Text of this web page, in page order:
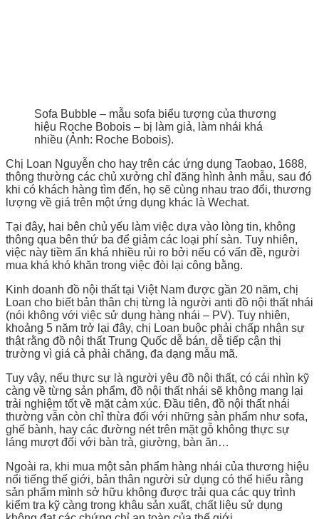
Sofa Bubble – mẫu sofa biểu tượng của thương
hiệu Roche Bobois – bị làm giả, làm nhái khá
nhiều (Ảnh: Roche Bobois).
Chị Loan Nguyễn cho hay trên các ứng dụng Taobao, 1688,
thông thường các chủ xưởng chỉ đăng hình ảnh mẫu, sau đó
khi có khách hàng tìm đến, họ sẽ cùng nhau trao đổi, thương
lượng về giá trên một ứng dụng khác là Wechat.
Tại đây, hai bên chủ yếu làm việc dựa vào lòng tin, không
thông qua bên thứ ba để giảm các loại phí sàn. Tuy nhiên,
việc này tiềm ẩn khá nhiều rủi ro bởi nếu có vấn đề, người
mua khá khó khăn trong việc đòi lại công bằng.
Kinh doanh đồ nội thất tại Việt Nam được gần 20 năm, chị
Loan cho biết bản thân chị từng là người anti đồ nội thất nhái
(nói không với việc sử dụng hàng nhái – PV). Tuy nhiên,
khoảng 5 năm trở lại đây, chị Loan buộc phải chấp nhận sự
thật rằng đồ nội thất Trung Quốc dễ bán, dễ tiếp cận thị
trường vì giá cả phải chăng, đa dạng mẫu mã.
Tuy vậy, nếu thực sự là người yêu đồ nội thất, có cái nhìn kỹ
càng về từng sản phẩm, đồ nội thất nhái sẽ không mang lại
trải nghiệm tốt về mặt cảm xúc. Đầu tiên, đồ nội thất nhái
thường vẫn còn chỉ thừa đối với những sản phẩm như sofa,
ghế bành, hay các đường nét trên mặt gỗ không thực sự
láng mượt đối với bàn trà, giường, bàn ăn…
Ngoài ra, khi mua một sản phẩm hàng nhái của thương hiệu
nổi tiếng thế giới, bản thân người sử dụng có thể hiểu rằng
sản phẩm mình sở hữu không được trải qua các quy trình
kiểm tra kỹ càng trong khâu sản xuất, chất liệu sử dụng